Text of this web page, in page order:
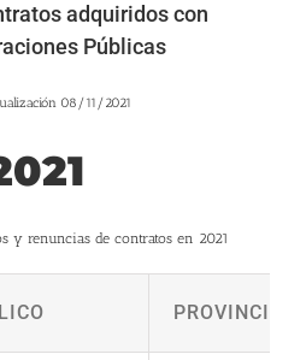
adquiridos con
Públicas
08/11/2021
y renuncias de contratos en 2021
PROVINCIA